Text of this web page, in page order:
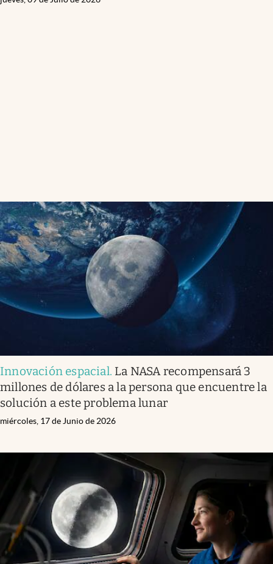
Innovación espacial. La NASA recompensará 3
millones de dólares a la persona que encuentre la
solución a este problema lunar
miércoles, 17 de Junio de 2026